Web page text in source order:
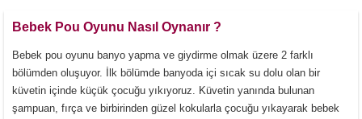
Bebek Pou Oyunu Nasıl Oynanır ?
Bebek pou oyunu banyo yapma ve giydirme olmak üzere 2 farklı
bölümden oluşuyor. İlk bölümde banyoda içi sıcak su dolu olan bir
küvetin içinde küçük çocuğu yıkıyoruz. Küvetin yanında bulunan
şampuan, fırça ve birbirinden güzel kokularla çocuğu yıkayarak bebek